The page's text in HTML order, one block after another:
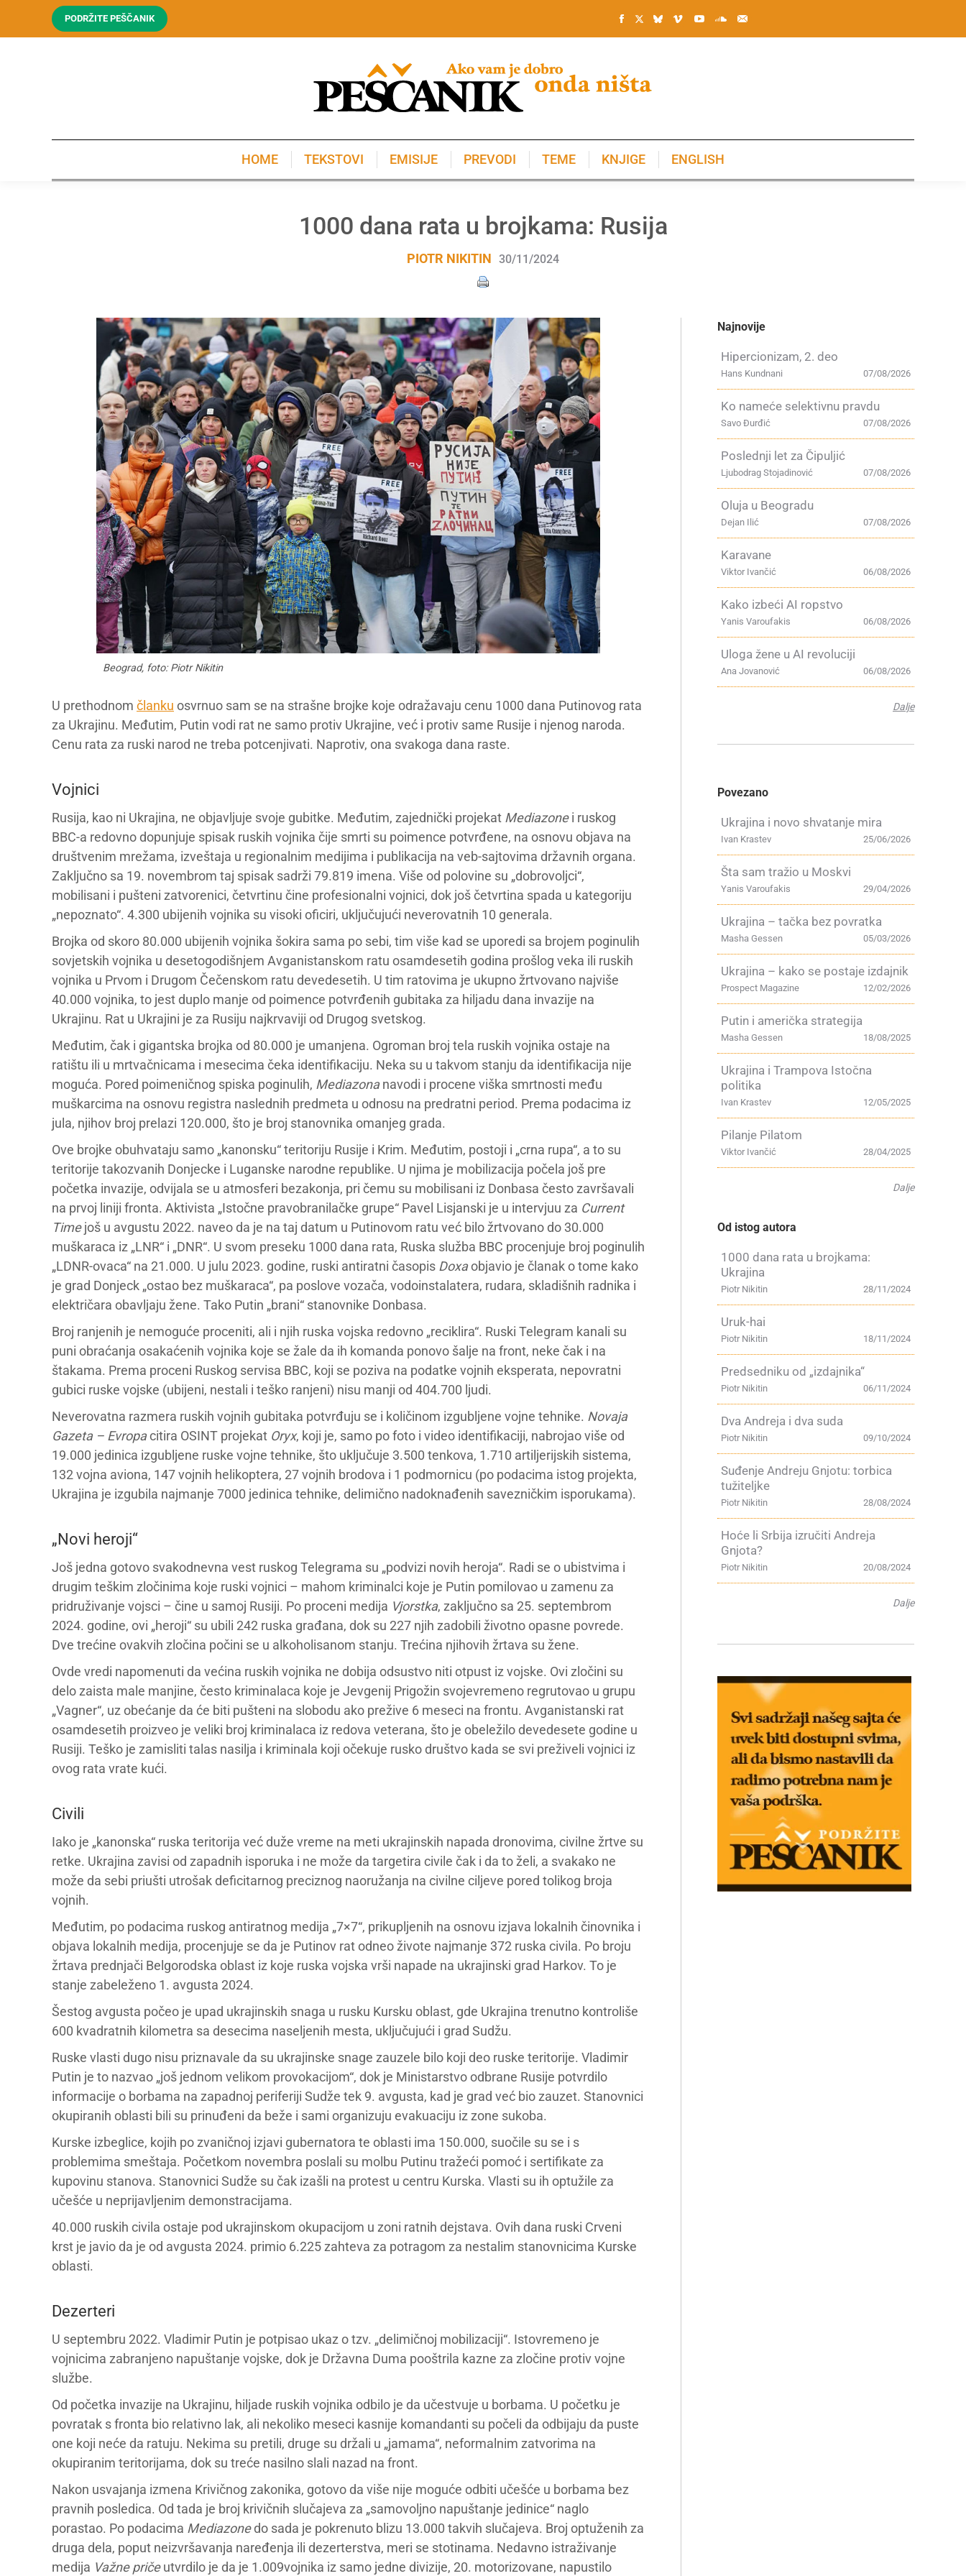
PODRŽITE PEŠČANIK
HOME TEKSTOVI EMISIJE PREVODI TEME KNJIGE ENGLISH
1000 dana rata u brojkama: Rusija
PIOTR NIKITIN 30/11/2024
Beograd, foto: Piotr Nikitin
U prethodnom članku osvrnuo sam se na strašne brojke koje odražavaju cenu 1000 dana Putinovog rata
za Ukrajinu. Međutim, Putin vodi rat ne samo protiv Ukrajine, već i protiv same Rusije i njenog naroda.
Cenu rata za ruski narod ne treba potcenjivati. Naprotiv, ona svakoga dana raste.
Vojnici
Rusija, kao ni Ukrajina, ne objavljuje svoje gubitke. Međutim, zajednički projekat Mediazonei ruskog
BBC-a redovno dopunjuje spisak ruskih vojnika čije smrti su poimence potvrđene, na osnovu objava na
društvenim mrežama, izveštaja u regionalnim medijima i publikacija na veb-sajtovima državnih organa.
Zaključno sa 19. novembrom taj spisak sadrži 79.819 imena. Više od polovine su „dobrovoljci“,
mobilisani i pušteni zatvorenici, četvrtinu čine profesionalni vojnici, dok još četvrtina spada u kategoriju
„nepoznato“. 4.300 ubijenih vojnika su visoki oficiri, uključujući neverovatnih 10 generala.
Brojka od skoro 80.000 ubijenih vojnika šokira sama po sebi, tim više kad se uporedi sa brojem poginulih
sovjetskih vojnika u desetogodišnjem Avganistanskom ratu osamdesetih godina prošlog veka ili ruskih
vojnika u Prvom i Drugom Čečenskom ratu devedesetih. U tim ratovima je ukupno žrtvovano najviše
40.000 vojnika, to jest duplo manje od poimence potvrđenih gubitaka za hiljadu dana invazije na
Ukrajinu. Rat u Ukrajini je za Rusiju najkrvaviji od Drugog svetskog.
Međutim, čak i gigantska brojka od 80.000 je umanjena. Ogroman broj tela ruskih vojnika ostaje na
ratištu ili u mrtvačnicama i mesecima čeka identifikaciju. Neka su u takvom stanju da identifikacija nije
moguća. Pored poimeničnog spiska poginulih, Mediazonanavodi i procene viška smrtnosti među
muškarcima na osnovu registra naslednih predmeta u odnosu na predratni period. Prema podacima iz
jula, njihov broj prelazi 120.000, što je broj stanovnika omanjeg grada.
Ove brojke obuhvataju samo „kanonsku“ teritoriju Rusije i Krim. Međutim, postoji i „crna rupa“, a to su
teritorije takozvanih Donjecke i Luganske narodne republike. U njima je mobilizacija počela još pre
početka invazije, odvijala se u atmosferi bezakonja, pri čemu su mobilisani iz Donbasa često završavali
na prvoj liniji fronta. Aktivista „Istočne pravobranilačke grupe“ Pavel Lisjanski je u intervjuu za Current
Timejoš u avgustu 2022. naveo da je na taj datum u Putinovom ratu već bilo žrtvovano do 30.000
muškaraca iz „LNR“ i „DNR“. U svom preseku 1000 dana rata, Ruska služba BBC procenjuje broj poginulih
„LDNR-ovaca“ na 21.000. U julu 2023. godine, ruski antiratni časopis Doxaobjavio je članak o tome kako
je grad Donjeck „ostao bez muškaraca“, pa poslove vozača, vodoinstalatera, rudara, skladišnih radnika i
električara obavljaju žene. Tako Putin „brani“ stanovnike Donbasa.
Broj ranjenih je nemoguće proceniti, ali i njih ruska vojska redovno „reciklira“. Ruski Telegram kanali su
puni obraćanja osakaćenih vojnika koje se žale da ih komanda ponovo šalje na front, neke čak i na
štakama. Prema proceni Ruskog servisa BBC, koji se poziva na podatke vojnih eksperata, nepovratni
gubici ruske vojske (ubijeni, nestali i teško ranjeni) nisu manji od 404.700 ljudi.
Neverovatna razmera ruskih vojnih gubitaka potvrđuju se i količinom izgubljene vojne tehnike. Novaja
Gazeta – Evropacitira OSINT projekat Oryx, koji je, samo po foto i video identifikaciji, nabrojao više od
19.000 jedinica izgubljene ruske vojne tehnike, što uključuje 3.500 tenkova, 1.710 artiljerijskih sistema,
132 vojna aviona, 147 vojnih helikoptera, 27 vojnih brodova i 1 podmornicu (po podacima istog projekta,
Ukrajina je izgubila najmanje 7000 jedinica tehnike, delimično nadoknađenih savezničkim isporukama).
„Novi heroji“
Još jedna gotovo svakodnevna vest ruskog Telegrama su „podvizi novih heroja“. Radi se o ubistvima i
drugim teškim zločinima koje ruski vojnici – mahom kriminalci koje je Putin pomilovao u zamenu za
pridruživanje vojsci – čine u samoj Rusiji. Po proceni medija Vjorstka, zaključno sa 25. septembrom
2024. godine, ovi „heroji“ su ubili 242 ruska građana, dok su 227 njih zadobili životno opasne povrede.
Dve trećine ovakvih zločina počini se u alkoholisanom stanju. Trećina njihovih žrtava su žene.
Ovde vredi napomenuti da većina ruskih vojnika ne dobija odsustvo niti otpust iz vojske. Ovi zločini su
delo zaista male manjine, često kriminalaca koje je Jevgenij Prigožin svojevremeno regrutovao u grupu
„Vagner“, uz obećanje da će biti pušteni na slobodu ako prežive 6 meseci na frontu. Avganistanski rat
osamdesetih proizveo je veliki broj kriminalaca iz redova veterana, što je obeležilo devedesete godine u
Rusiji. Teško je zamisliti talas nasilja i kriminala koji očekuje rusko društvo kada se svi preživeli vojnici iz
ovog rata vrate kući.
Civili
Iako je „kanonska“ ruska teritorija već duže vreme na meti ukrajinskih napada dronovima, civilne žrtve su
retke. Ukrajina zavisi od zapadnih isporuka i ne može da targetira civile čak i da to želi, a svakako ne
može da sebi priušti utrošak deficitarnog preciznog naoružanja na civilne ciljeve pored tolikog broja
vojnih.
Međutim, po podacima ruskog antiratnog medija „7×7“, prikupljenih na osnovu izjava lokalnih činovnika i
objava lokalnih medija, procenjuje se da je Putinov rat odneo živote najmanje 372 ruska civila. Po broju
žrtava prednjači Belgorodska oblast iz koje ruska vojska vrši napade na ukrajinski grad Harkov. To je
stanje zabeleženo 1. avgusta 2024.
Šestog avgusta počeo je upad ukrajinskih snaga u rusku Kursku oblast, gde Ukrajina trenutno kontroliše
600 kvadratnih kilometra sa desecima naseljenih mesta, uključujući i grad Sudžu.
Ruske vlasti dugo nisu priznavale da su ukrajinske snage zauzele bilo koji deo ruske teritorije. Vladimir
Putin je to nazvao „još jednom velikom provokacijom“, dok je Ministarstvo odbrane Rusije potvrdilo
informacije o borbama na zapadnoj periferiji Sudže tek 9. avgusta, kad je grad već bio zauzet. Stanovnici
okupiranih oblasti bili su prinuđeni da beže i sami organizuju evakuaciju iz zone sukoba.
Kurske izbeglice, kojih po zvaničnoj izjavi gubernatora te oblasti ima 150.000, suočile su se i s
problemima smeštaja. Početkom novembra poslali su molbu Putinu tražeći pomoć i sertifikate za
kupovinu stanova. Stanovnici Sudže su čak izašli na protest u centru Kurska. Vlasti su ih optužile za
učešće u neprijavljenim demonstracijama.
40.000 ruskih civila ostaje pod ukrajinskom okupacijom u zoni ratnih dejstava. Ovih dana ruski Crveni
krst je javio da je od avgusta 2024. primio 6.225 zahteva za potragom za nestalim stanovnicima Kurske
oblasti.
Dezerteri
U septembru 2022. Vladimir Putin je potpisao ukaz o tzv. „delimičnoj mobilizaciji“. Istovremeno je
vojnicima zabranjeno napuštanje vojske, dok je Državna Duma pooštrila kazne za zločine protiv vojne
službe.
Od početka invazije na Ukrajinu, hiljade ruskih vojnika odbilo je da učestvuje u borbama. U početku je
povratak s fronta bio relativno lak, ali nekoliko meseci kasnije komandanti su počeli da odbijaju da puste
one koji neće da ratuju. Nekima su pretili, druge su držali u „jamama“, neformalnim zatvorima na
okupiranim teritorijama, dok su treće nasilno slali nazad na front.
Nakon usvajanja izmena Krivičnog zakonika, gotovo da više nije moguće odbiti učešće u borbama bez
pravnih posledica. Od tada je broj krivičnih slučajeva za „samovoljno napuštanje jedinice“ naglo
porastao. Po podacima Mediazonedo sada je pokrenuto blizu 13.000 takvih slučajeva. Broj optuženih za
druga dela, poput neizvršavanja naređenja ili dezerterstva, meri se stotinama. Nedavno istraživanje
medija Važne pričeutvrdilo je da je 1.009vojnika iz samo jedne divizije, 20. motorizovane, napustilo
Najnovije
Hipercionizam, 2. deo
07/08/2026
Hans Kundnani
Ko nameće selektivnu pravdu
07/08/2026
Savo Đurđić
Poslednji let za Čipuljić
07/08/2026
Ljubodrag Stojadinović
Oluja u Beogradu
07/08/2026
Dejan Ilić
Karavane
06/08/2026
Viktor Ivančić
Kako izbeći AI ropstvo
06/08/2026
Yanis Varoufakis
Uloga žene u AI revoluciji
06/08/2026
Ana Jovanović
Dalje
Povezano
Ukrajina i novo shvatanje mira
25/06/2026
Ivan Krastev
Šta sam tražio u Moskvi
29/04/2026
Yanis Varoufakis
Ukrajina – tačka bez povratka
05/03/2026
Masha Gessen
Ukrajina – kako se postaje izdajnik
12/02/2026
Prospect Magazine
Putin i američka strategija
18/08/2025
Masha Gessen
Ukrajina i Trampova Istočna
politika
12/05/2025
Ivan Krastev
Pilanje Pilatom
28/04/2025
Viktor Ivančić
Dalje
Od istog autora
1000 dana rata u brojkama:
Ukrajina
28/11/2024
Piotr Nikitin
Uruk-hai
18/11/2024
Piotr Nikitin
Predsedniku od „izdajnika“
06/11/2024
Piotr Nikitin
Dva Andreja i dva suda
09/10/2024
Piotr Nikitin
Suđenje Andreju Gnjotu: torbica
tužiteljke
28/08/2024
Piotr Nikitin
Hoće li Srbija izručiti Andreja
Gnjota?
20/08/2024
Piotr Nikitin
Dalje
KNJIGE ENGLISH